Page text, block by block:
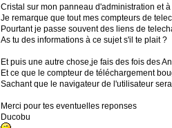
Cristal sur mon panneau d'administration et
Je remarque que tout mes compteurs de
Pourtant je passe souvent des liens de
As tu des informations à ce sujet s'il te plait ?
Et puis une autre chose,je fais des fois des
Et ce que le compteur de téléchargement
Sachant que le navigateur de l'utilisateur
Merci pour tes eventuelles reponses
Ducobu